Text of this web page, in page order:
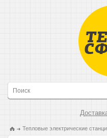
Тепловые электрические